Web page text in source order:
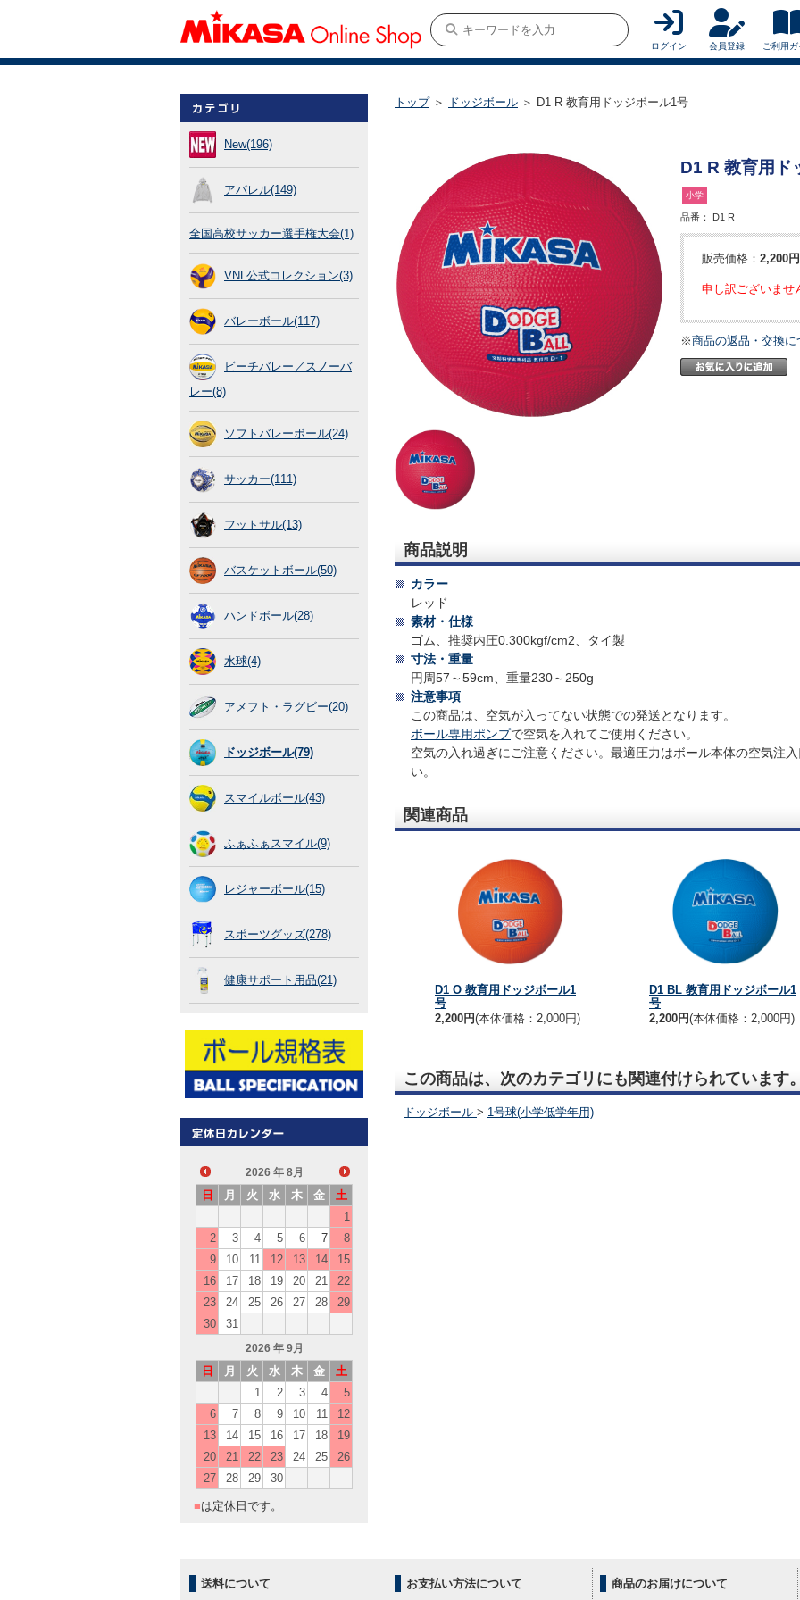
ログイン 会員登録 ご利用
New(196)
アパレル(149)
全国高校サッカー選手権大会(1)
VNL公式コレクション(3)
バレーボール(117)
ビーチバレー／スノーバ
レー(8)
ソフトバレーボール(24)
サッカー(111)
フットサル(13)
バスケットボール(50)
ハンドボール(28)
水球(4)
アメフト・ラグビー(20)
ドッジボール(79)
スマイルボール(43)
ふぁふぁスマイル(9)
レジャーボール(15)
スポーツグッズ(278)
健康サポート用品(21)
2026 年 8月
日 月 火 水 木 金
土
1
2
3 4 5 6 7
8
9
10 11 12 13 14
15
16
17 18 19 20 21
22
23
24 25 26 27 28
29
30
31
2026 年 9月
日 月 火 水 木 金
土
1
2 3 4
5
6
7 8 9 10 11
12
13
14 15 16 17 18
19
20
21 22 23 24 25
26
27
28 29 30
■は定休日です。
トップ ＞ ドッジボール ＞ D1 R 教育用ドッジボール1号
D1 R 教育用ド
小学
品番： D1 R
販売価格： 2,200円
申し訳ございませ
※商品の返品・交換に
商品説明
カラー
レッド
素材・仕様
ゴム、推奨内圧0.300kgf/cm2、タイ製
寸法・重量
円周57～59cm、重量230～250g
注意事項
この商品は、空気が入ってない状態での発送となります。
ボール専用ポンプで空気を入れてご使用ください。
空気の入れ過ぎにご注意ください。最適圧力はボール本体の空気注
い。
関連商品
D1 O 教育用ドッジボール1
号
2,200円(本体価格：2,000円)
D1 BL 教育用ドッジボール1
号
2,200円(本体価格：2,000円)
この商品は、次のカテゴリにも関連付けられています
ドッジボール > 1号球(小学低学年用)
送料について お支払い方法について 商品のお届けについて